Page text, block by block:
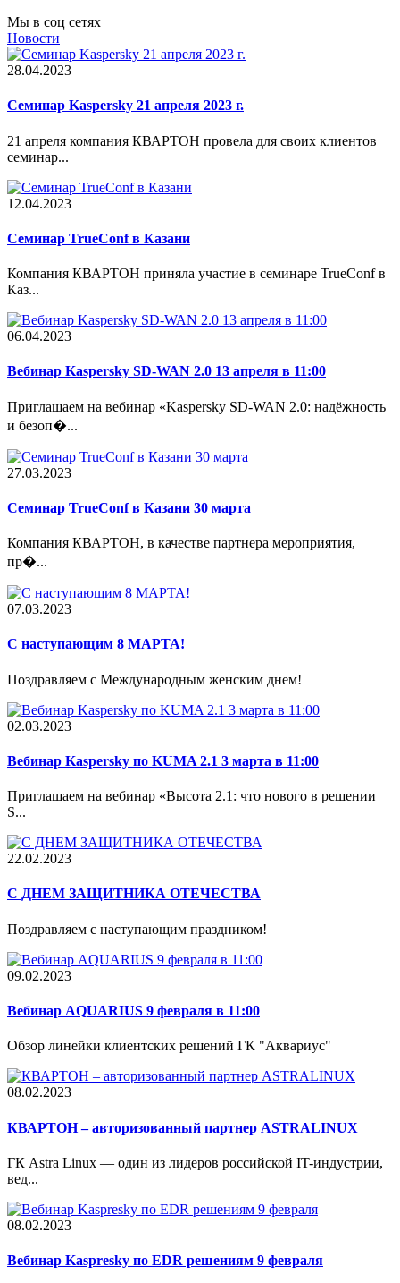
Мы в соц сетях
Новости
28.04.2023
Семинар Kaspersky 21 апреля 2023 г.
21 апреля компания КВАРТОН провела для своих клиентов
семинар...
12.04.2023
Cеминар TrueConf в Казани
Компания КВАРТОН приняла участие в семинаре TrueConf в
Каз...
06.04.2023
Вебинар Kaspersky SD-WAN 2.0 13 апреля в 11:00
Приглашаем на вебинар «Kaspersky SD-WAN 2.0: надёжность
и безоп�...
27.03.2023
Семинар TrueConf в Казани 30 марта
Компания КВАРТОН, в качестве партнера мероприятия,
пр�...
07.03.2023
С наступающим 8 МАРТА!
Поздравляем с Международным женским днем!
02.03.2023
Вебинар Kaspersky по KUMA 2.1 3 марта в 11:00
Приглашаем на вебинар «Высота 2.1: что нового в решении
S...
22.02.2023
С ДНЕМ ЗАЩИТНИКА ОТЕЧЕСТВА
Поздравляем с наступающим праздником!
09.02.2023
Вебинар AQUARIUS 9 февраля в 11:00
Обзор линейки клиентских решений ГК "Аквариус"
08.02.2023
КВАРТОН – авторизованный партнер ASTRALINUX
ГК Astra Linux — один из лидеров российской IT-индустрии,
вед...
08.02.2023
Вебинар Kaspresky по EDR решениям 9 февраля